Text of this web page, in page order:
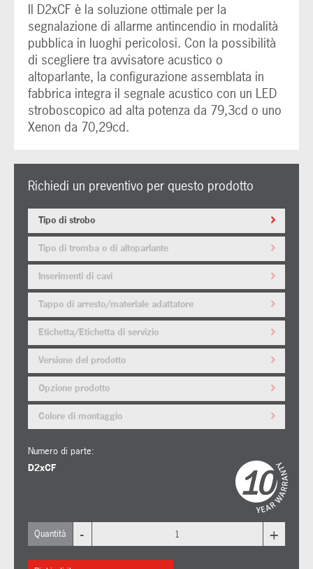
Il D2xCF è la soluzione ottimale per la
segnalazione di allarme antincendio in modalità
pubblica in luoghi pericolosi. Con la possibilità
di scegliere tra avvisatore acustico o
altoparlante, la configurazione assemblata in
fabbrica integra il segnale acustico con un LED
stroboscopico ad alta potenza da 79,3cd o uno
Xenon da 70,29cd.
Richiedi un preventivo per questo prodotto
Tipo di strobo
Tipo di tromba o di altoparlante
Inserimenti di cavi
Tappo di arresto/materiale adattatore
Etichetta/Etichetta di servizio
Versione del prodotto
Opzione prodotto
Colore di montaggio
Numero di parte:
D2xCF
Quantità - +